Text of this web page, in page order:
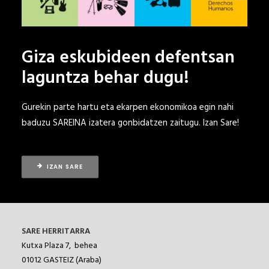
Giza eskubideen defentsan
laguntza behar dugu!
Gurekin parte hartu eta ekarpen ekonomikoa egin nahi
baduzu SAREINA izatera gonbidatzen zaitugu. Izan Sare!
IZAN SARE
SARE HERRITARRA
Kutxa Plaza 7, behea
01012GASTEIZ (Araba)